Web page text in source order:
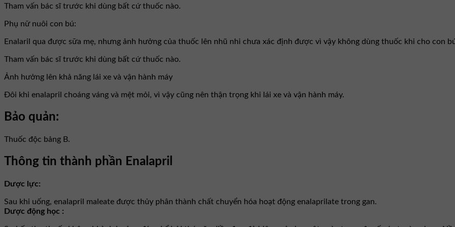
Tham vấn bác sĩ trước khi dùng bất cứ thuốc nào.
Phụ nữ nuôi con bú:
Enalaril qua được sữa mẹ, nhưng ảnh hưởng của thuốc lên nhũ nhi chưa xác định được vì vậy không dùng thuốc khi cho con
Tham vấn bác sĩ trước khi dùng bất cứ thuốc nào.
Ảnh hưởng lên khả năng lái xe và vận hành máy
Đôi khi enalapril choáng váng và mệt mỏi, vì vậy cũng nên thận trọng khi lái xe và vận hành máy.
Bảo quản:
Thuốc độc bảng B.
Thông tin thành phần Enalapril
Dược lực:
Sau khi uống, enalapril maleate được thủy phân thành chất chuyển hóa hoạt động enalaprilate trong gan.
Dược động học :